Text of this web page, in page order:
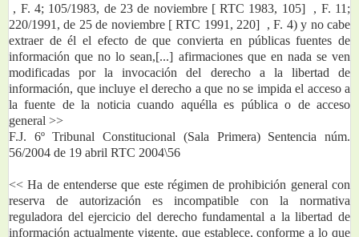
, F. 4; 105/1983, de 23 de noviembre [ RTC 1983, 105]  , F. 11;
220/1991, de 25 de noviembre [ RTC 1991, 220]  , F. 4) y no cabe
extraer de él el efecto de que convierta en públicas fuentes de
información que no lo sean,[...] afirmaciones que en nada se ven
modificadas por la invocación del derecho a la libertad de
información, que incluye el derecho a que no se impida el acceso a
la fuente de la noticia cuando aquélla es pública o de acceso
general >>
F.J. 6º Tribunal Constitucional (Sala Primera) Sentencia núm.
56/2004 de 19 abril RTC 2004\56
<< Ha de entenderse que este régimen de prohibición general con
reserva de autorización es incompatible con la normativa
reguladora del ejercicio del derecho fundamental a la libertad de
información actualmente vigente, que establece, conforme a lo que